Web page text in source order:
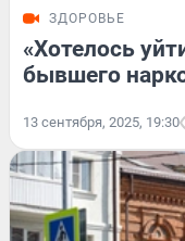
ЗДОРОВЬЕ
«Хотелось
бывшего
13 сентября, 2025, 19:30